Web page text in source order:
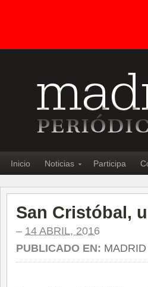
Inicio Noticias Participa
San Cristóbal,
– 14 ABRIL, 2016
PUBLICADO EN: MADRID